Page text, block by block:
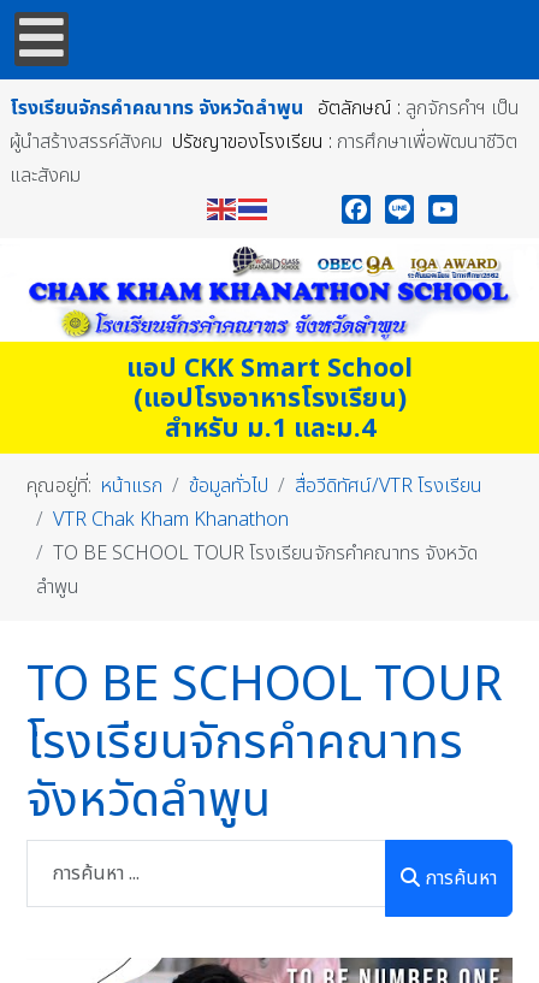
โรงเรียนจักรคำคณาทร จังหวัดลำพูน อัตลักษณ์ : ลูกจักรคำฯ เป็น
ผู้นำสร้างสรรค์สังคม ปรัชญาของโรงเรียน : การศึกษาเพื่อพัฒนาชีวิต
และสังคม
แอป CKK Smart School
(แอปโรงอาหารโรงเรียน)
สำหรับ ม.1 และม.4
คุณอยู่ที่: หน้าแรก ข้อมูลทั่วไป
สื่อวีดิทัศน์/VTR โรงเรียน
VTR Chak Kham Khanathon
TO BE SCHOOL TOUR โรงเรียนจักรคำคณาทร จังหวัด
ลำพูน
TO BE SCHOOL TOUR
โรงเรียนจักรคำคณาทร
จังหวัดลำพูน
การค้นหา